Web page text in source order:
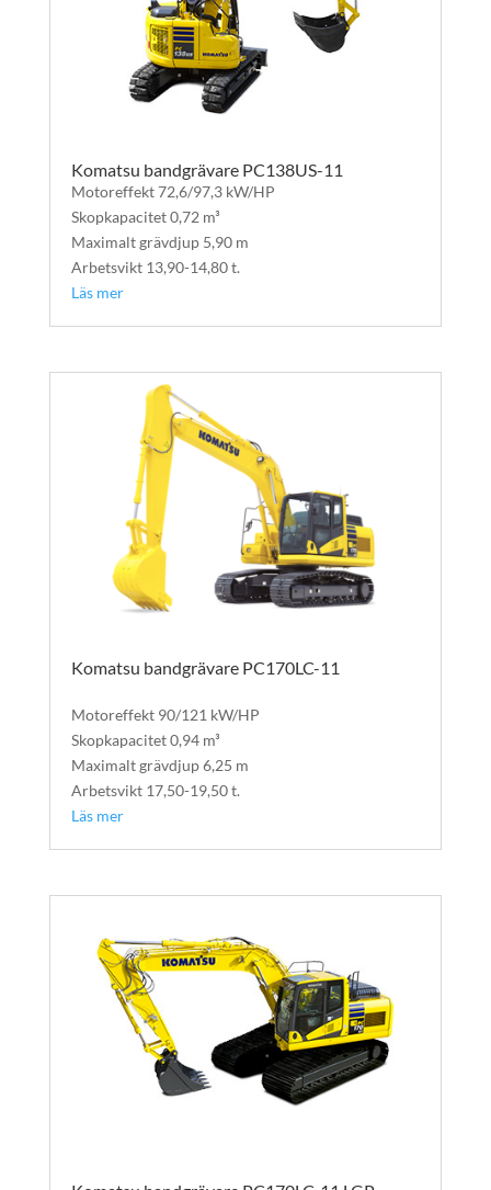
Komatsu bandgrävare PC138US-11
Motoreffekt 72,6/97,3 kW/HP
Skopkapacitet 0,72 m³
Maximalt grävdjup 5,90 m
Arbetsvikt 13,90-14,80 t.
Läs mer
Komatsu bandgrävare PC170LC-11
Motoreffekt 90/121 kW/HP
Skopkapacitet 0,94 m³
Maximalt grävdjup 6,25 m
Arbetsvikt 17,50-19,50 t.
Läs mer